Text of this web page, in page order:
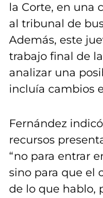
la Corte, en una
al tribunal de
Además, este
trabajo final de
analizar una
incluía cambios
Fernández
recursos
“no para entrar
sino para que el
de lo que hablo,